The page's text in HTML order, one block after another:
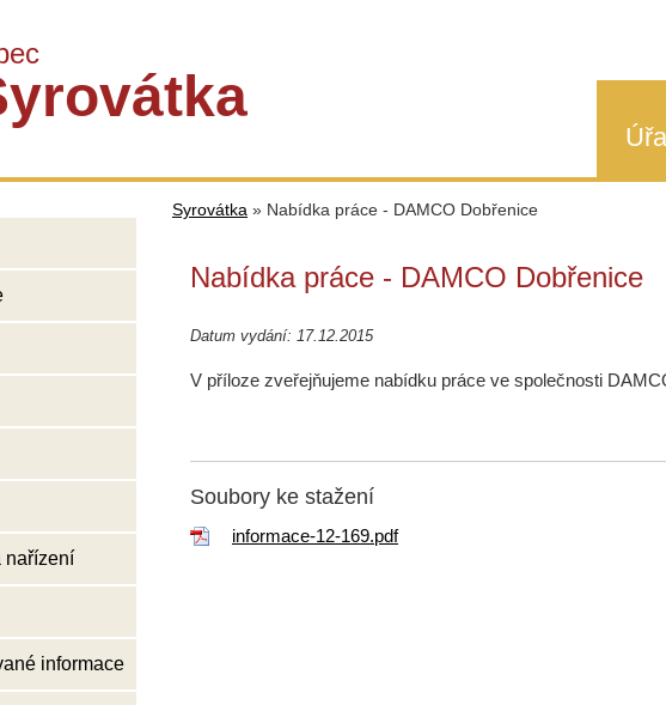
nařízení
informace
Syrovátka » Nabídka práce - DAMCO Dobřenice
Nabídka práce - DAMCO Dobřenice
Datum vydání: 17.12.2015
V příloze zveřejňujeme nabídku práce ve společnosti
Soubory ke stažení
informace-12-169.pdf